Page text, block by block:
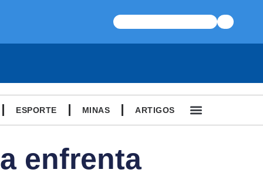
ESPORTE MINAS ARTIGOS
enfrenta